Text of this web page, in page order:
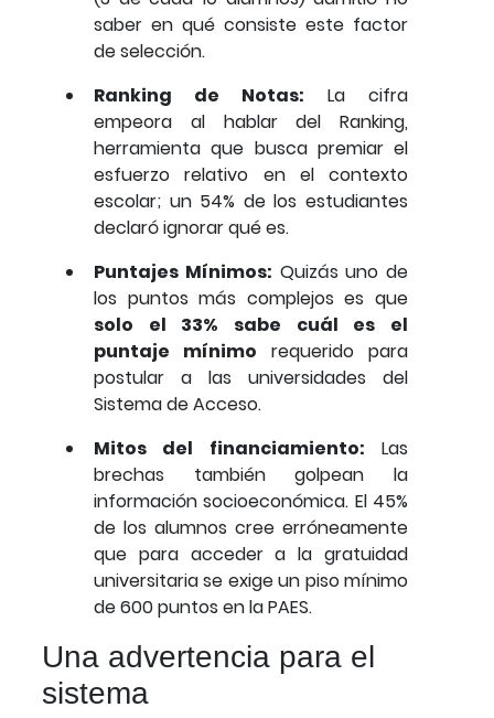
saber en qué consiste este factor
de selección.
Ranking de Notas: La cifra
empeora al hablar del Ranking,
herramienta que busca premiar el
esfuerzo relativo en el contexto
escolar; un 54% de los estudiantes
declaró ignorar qué es.
Puntajes Mínimos: Quizás uno de
los puntos más complejos es que
solo el 33% sabe cuál es el
puntaje mínimo requerido para
postular a las universidades del
Sistema de Acceso.
Mitos del financiamiento: Las
brechas también golpean la
información socioeconómica. El 45%
de los alumnos cree erróneamente
que para acceder a la gratuidad
universitaria se exige un piso mínimo
de 600 puntos en la PAES.
Una advertencia para el
sistema